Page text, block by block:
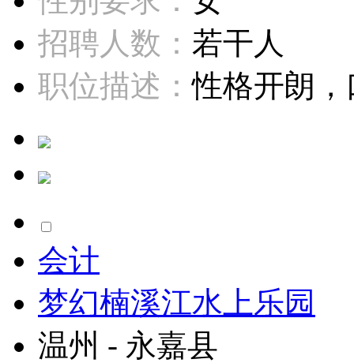
招聘人数： 若干人
职位描述：性格开朗
会计
梦幻楠溪江水上乐园
温州 - 永嘉县